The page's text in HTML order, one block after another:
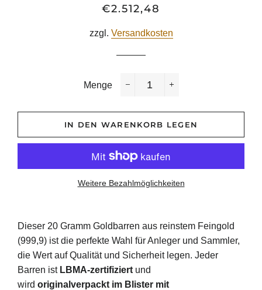
Normaler
Sonderpreis
€2.512,48
zzgl. Versandkosten
Menge
IN DEN WARENKORB LEGEN
Weitere Bezahlmöglichkeiten
Dieser 20 Gramm Goldbarren aus reinstem Feingold
(999,9) ist die perfekte Wahl für Anleger und Sammler,
die Wert auf Qualität und Sicherheit legen. Jeder
Barren ist LBMA-zertifiziert und
wird originalverpackt im Blister mit